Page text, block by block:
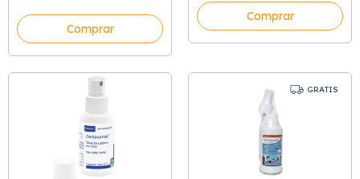
Comprar
Comprar
GRATIS